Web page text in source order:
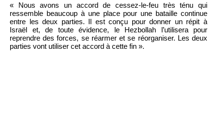
« Nous avons un accord de cessez-le-feu très ténu qui
ressemble beaucoup à une place pour une bataille continue
entre les deux parties. Il est conçu pour donner un répit à
Israël et, de toute évidence, le Hezbollah l’utilisera pour
reprendre des forces, se réarmer et se réorganiser. Les deux
parties vont utiliser cet accord à cette fin ».